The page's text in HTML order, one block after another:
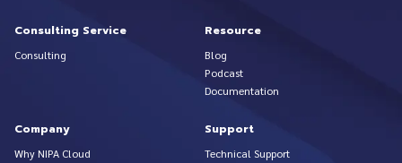
Consulting Service
Consulting
Resource
Blog
Podcast
Documentation
Company
Why NIPA Cloud
Support
Technical Support